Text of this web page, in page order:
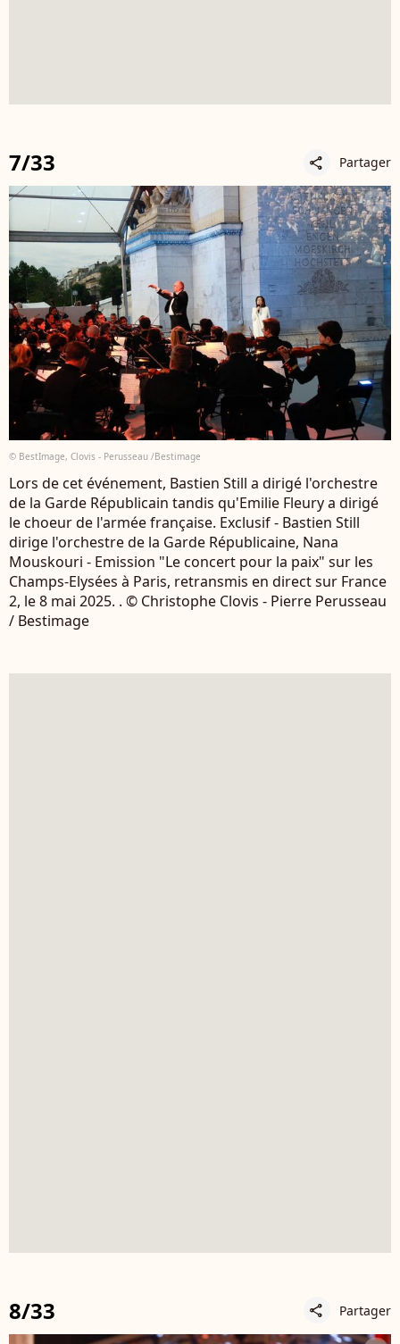
7/33 share Partager
© BestImage, Clovis - Perusseau /Bestimage
Lors de cet événement, Bastien Still a dirigé l'orchestre
de la Garde Républicain tandis qu'Emilie Fleury a dirigé
le choeur de l'armée française. Exclusif - Bastien Still
dirige l'orchestre de la Garde Républicaine, Nana
Mouskouri - Emission "Le concert pour la paix" sur les
Champs-Elysées à Paris, retransmis en direct sur France
2, le 8 mai 2025. . © Christophe Clovis - Pierre Perusseau
/ Bestimage
8/33 share Partager